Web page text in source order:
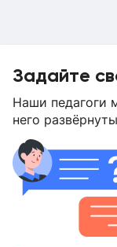
Задайте
Наши педагоги
него